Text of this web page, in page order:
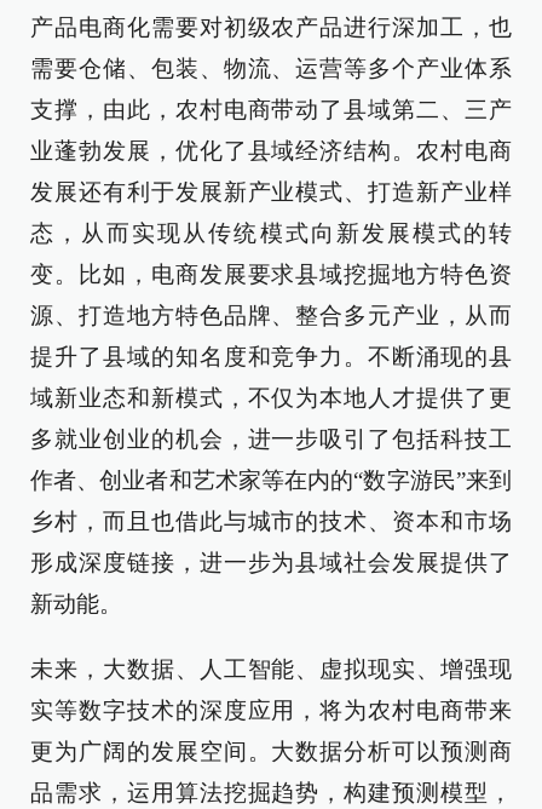
产品电商化需要对初级农产品进行深加工，也
需要仓储、包装、物流、运营等多个产业体系
支撑，由此，农村电商带动了县域第二、三产
业蓬勃发展，优化了县域经济结构。农村电商
发展还有利于发展新产业模式、打造新产业样
态，从而实现从传统模式向新发展模式的转
变。比如，电商发展要求县域挖掘地方特色资
源、打造地方特色品牌、整合多元产业，从而
提升了县域的知名度和竞争力。不断涌现的县
域新业态和新模式，不仅为本地人才提供了更
多就业创业的机会，进一步吸引了包括科技工
作者、创业者和艺术家等在内的“数字游民”来到
乡村，而且也借此与城市的技术、资本和市场
形成深度链接，进一步为县域社会发展提供了
新动能。
未来，大数据、人工智能、虚拟现实、增强现
实等数字技术的深度应用，将为农村电商带来
更为广阔的发展空间。大数据分析可以预测商
品需求，运用算法挖掘趋势，构建预测模型，